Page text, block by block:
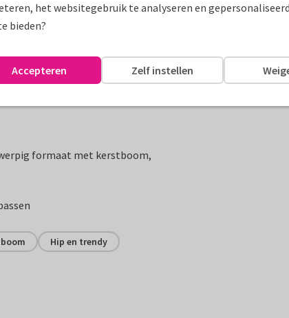
formaat met kerstboom,
Hip en trendy
het websitegebruik te analyseren en
bieden?
Zelf instellen
Accepteren